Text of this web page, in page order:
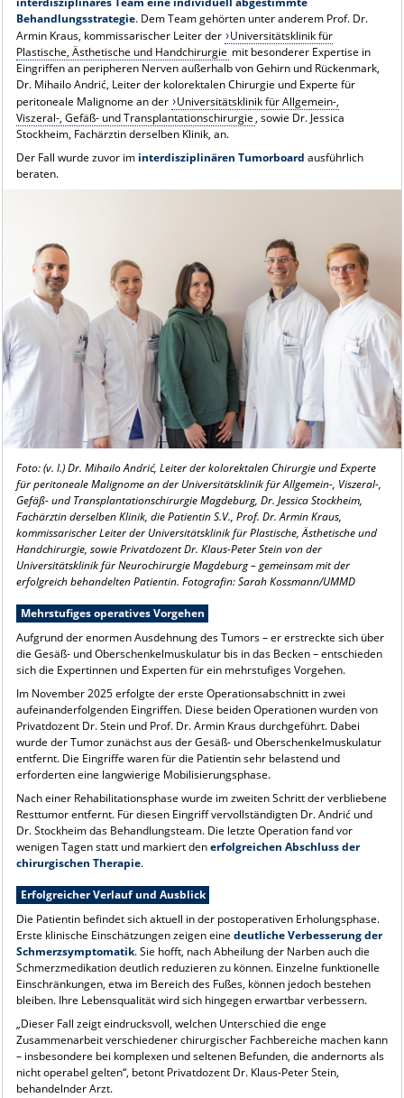
Behandlungsstrategie. Dem Team gehörten unter anderem Prof. Dr.
Armin Kraus, kommissarischer Leiter der Universitätsklinik für
Plastische, Ästhetische und Handchirurgie mit besonderer Expertise in
Eingriffen an peripheren Nerven außerhalb von Gehirn und Rückenmark,
Dr. Mihailo Andrić, Leiter der kolorektalen Chirurgie und Experte für
peritoneale Malignome an der Universitätsklinik für Allgemein-,
Viszeral-, Gefäß- und Transplantationschirurgie, sowie Dr. Jessica
Stockheim, Fachärztin derselben Klinik, an.
Der Fall wurde zuvor im interdisziplinären Tumorboard ausführlich
beraten.
Foto: (v. l.) Dr. Mihailo Andrić, Leiter der kolorektalen Chirurgie und Experte
für peritoneale Malignome an der Universitätsklinik für Allgemein-, Viszeral-,
Gefäß- und Transplantationschirurgie Magdeburg, Dr. Jessica Stockheim,
Fachärztin derselben Klinik, die Patientin S.V., Prof. Dr. Armin Kraus,
kommissarischer Leiter der Universitätsklinik für Plastische, Ästhetische und
Handchirurgie, sowie Privatdozent Dr. Klaus-Peter Stein von der
Universitätsklinik für Neurochirurgie Magdeburg – gemeinsam mit der
erfolgreich behandelten Patientin. Fotografin: Sarah Kossmann/UMMD
Mehrstufiges operatives Vorgehen
Aufgrund der enormen Ausdehnung des Tumors – er erstreckte sich über
die Gesäß- und Oberschenkelmuskulatur bis in das Becken – entschieden
sich die Expertinnen und Experten für ein mehrstufiges Vorgehen.
Im November 2025 erfolgte der erste Operationsabschnitt in zwei
aufeinanderfolgenden Eingriffen. Diese beiden Operationen wurden von
Privatdozent Dr. Stein und Prof. Dr. Armin Kraus durchgeführt. Dabei
wurde der Tumor zunächst aus der Gesäß- und Oberschenkelmuskulatur
entfernt. Die Eingriffe waren für die Patientin sehr belastend und
erforderten eine langwierige Mobilisierungsphase.
Nach einer Rehabilitationsphase wurde im zweiten Schritt der verbliebene
Resttumor entfernt. Für diesen Eingriff vervollständigten Dr. Andrić und
Dr. Stockheim das Behandlungsteam. Die letzte Operation fand vor
wenigen Tagen statt und markiert denerfolgreichen Abschluss der
chirurgischen Therapie.
Erfolgreicher Verlauf und Ausblick
Die Patientin befindet sich aktuell in der postoperativen Erholungsphase.
Erste klinische Einschätzungen zeigen eine deutliche Verbesserung der
Schmerzsymptomatik. Sie hofft, nach Abheilung der Narben auch die
Schmerzmedikation deutlich reduzieren zu können. Einzelne funktionelle
Einschränkungen, etwa im Bereich des Fußes, können jedoch bestehen
bleiben. Ihre Lebensqualität wird sich hingegen erwartbar verbessern.
„Dieser Fall zeigt eindrucksvoll, welchen Unterschied die enge
Zusammenarbeit verschiedener chirurgischer Fachbereiche machen kann
– insbesondere bei komplexen und seltenen Befunden, die andernorts als
nicht operabel gelten“, betont Privatdozent Dr. Klaus-Peter Stein,
behandelnder Arzt.